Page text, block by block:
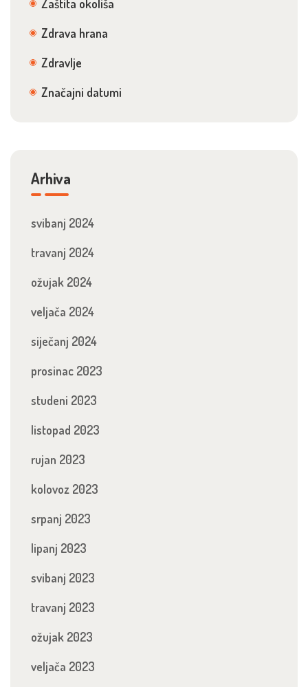
Zaštita okoliša
Zdrava hrana
Zdravlje
Značajni datumi
Arhiva
svibanj 2024
travanj 2024
ožujak 2024
veljača 2024
siječanj 2024
prosinac 2023
studeni 2023
listopad 2023
rujan 2023
kolovoz 2023
srpanj 2023
lipanj 2023
svibanj 2023
travanj 2023
ožujak 2023
veljača 2023